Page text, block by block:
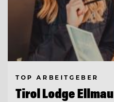
TOP ARBEITGEBER
Tirol Lodge Ellmau